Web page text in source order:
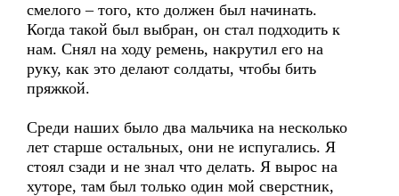
смелого – того, кто должен был начинать.
Когда такой был выбран, он стал подходить к
нам. Снял на ходу ремень, накрутил его на
руку, как это делают солдаты, чтобы бить
пряжкой.
Среди наших было два мальчика на несколько
лет старше остальных, они не испугались. Я
стоял сзади и не знал что делать. Я вырос на
хуторе, там был только один мой сверстник,